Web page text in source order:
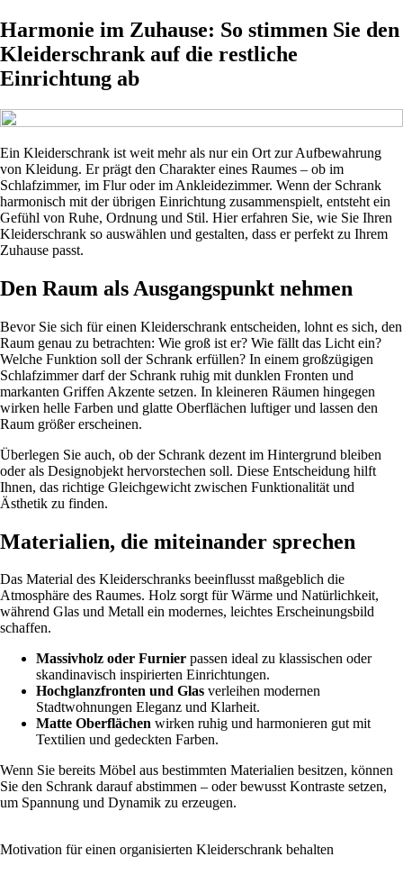
Harmonie im Zuhause: So stimmen Sie den
Kleiderschrank auf die restliche
Einrichtung ab
Ein Kleiderschrank ist weit mehr als nur ein Ort zur Aufbewahrung
von Kleidung. Er prägt den Charakter eines Raumes – ob im
Schlafzimmer, im Flur oder im Ankleidezimmer. Wenn der Schrank
harmonisch mit der übrigen Einrichtung zusammenspielt, entsteht ein
Gefühl von Ruhe, Ordnung und Stil. Hier erfahren Sie, wie Sie Ihren
Kleiderschrank so auswählen und gestalten, dass er perfekt zu Ihrem
Zuhause passt.
Den Raum als Ausgangspunkt nehmen
Bevor Sie sich für einen Kleiderschrank entscheiden, lohnt es sich, den
Raum genau zu betrachten: Wie groß ist er? Wie fällt das Licht ein?
Welche Funktion soll der Schrank erfüllen? In einem großzügigen
Schlafzimmer darf der Schrank ruhig mit dunklen Fronten und
markanten Griffen Akzente setzen. In kleineren Räumen hingegen
wirken helle Farben und glatte Oberflächen luftiger und lassen den
Raum größer erscheinen.
Überlegen Sie auch, ob der Schrank dezent im Hintergrund bleiben
oder als Designobjekt hervorstechen soll. Diese Entscheidung hilft
Ihnen, das richtige Gleichgewicht zwischen Funktionalität und
Ästhetik zu finden.
Materialien, die miteinander sprechen
Das Material des Kleiderschranks beeinflusst maßgeblich die
Atmosphäre des Raumes. Holz sorgt für Wärme und Natürlichkeit,
während Glas und Metall ein modernes, leichtes Erscheinungsbild
schaffen.
Massivholz oder Furnier passen ideal zu klassischen oder
skandinavisch inspirierten Einrichtungen.
Hochglanzfronten und Glas verleihen modernen
Stadtwohnungen Eleganz und Klarheit.
Matte Oberflächen wirken ruhig und harmonieren gut mit
Textilien und gedeckten Farben.
Wenn Sie bereits Möbel aus bestimmten Materialien besitzen, können
Sie den Schrank darauf abstimmen – oder bewusst Kontraste setzen,
um Spannung und Dynamik zu erzeugen.
Motivation für einen organisierten Kleiderschrank behalten